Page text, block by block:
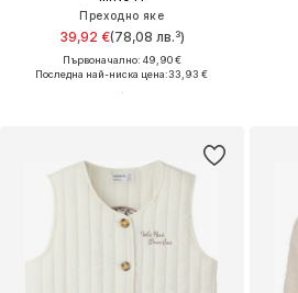
Преходно яке
39,92 €(78,08 лв.³)
Първоначално: 49,90 €
Последна най-ниска цена:33,93 €